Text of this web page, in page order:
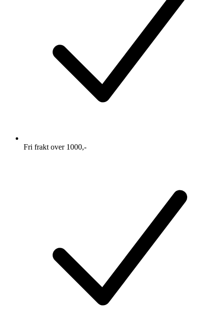
Fri frakt over 1000,-